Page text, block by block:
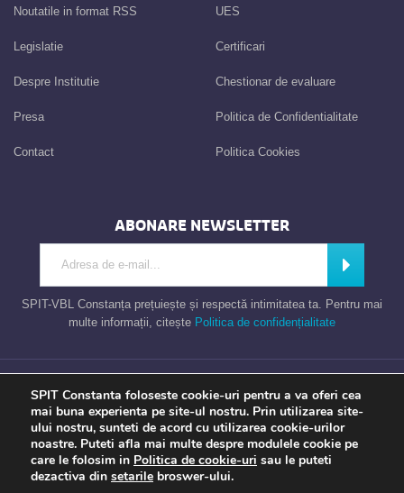
Noutatile in format RSS
Legislatie
Despre Institutie
Presa
Contact
UES
Certificari
Chestionar de evaluare
Politica de Confidentialitate
Politica Cookies
ABONARE NEWSLETTER
SPIT-VBL Constanța prețuiește și respectă intimitatea ta. Pentru mai
multe informații, citește Politica de confidențialitate
Taxe Constanta
TU contezi Opinia ta Apel gratuit Newsletter
SPIT Constanta foloseste cookie-uri pentru a va oferi cea
mai buna experienta pe site-ul nostru. Prin utilizarea site-
ului nostru, sunteti de acord cu utilizarea cookie-urilor
noastre. Puteti afla mai multe despre modulele cookie pe
care le folosim in Politica de cookie-uri sau le puteti
dezactiva din setarile broswer-ului.